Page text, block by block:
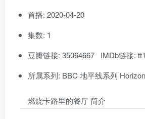
首播: 2020-04-20
集数: 1
豆瓣链接: 35064667 IMDb链接:
所属系列: BBC 地平线系列 Horizon
燃烧卡路里的餐厅 简介